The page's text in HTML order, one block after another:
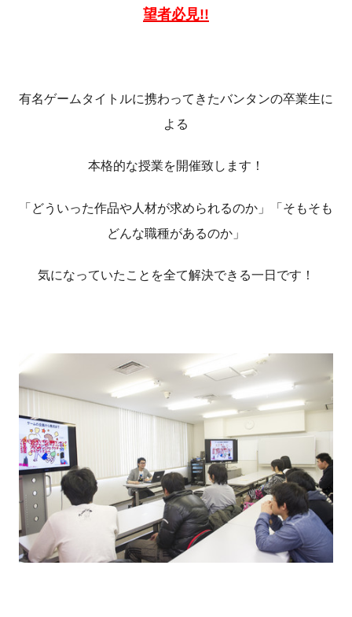
望者必見!!
有名ゲームタイトルに携わってきたバンタンの卒業生に
よる
本格的な授業を開催致します！
「どういった作品や人材が求められるのか」「そもそも
どんな職種があるのか」
気になっていたことを全て解決できる一日です！